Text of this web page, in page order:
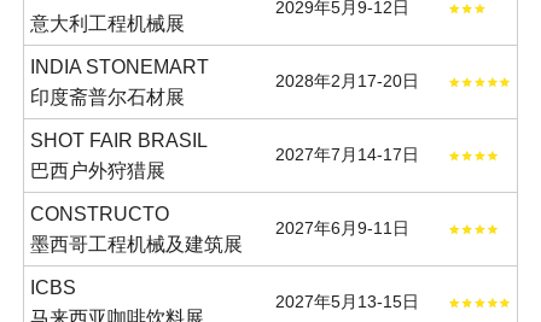
意大利工程机械展
2029年5月9-12日
INDIA STONEMART
印度斋普尔石材展
2028年2月17-20日
SHOT FAIR BRASIL
巴西户外狩猎展
2027年7月14-17日
CONSTRUCTO
墨西哥工程机械及建筑展
2027年6月9-11日
ICBS
马来西亚咖啡饮料展
2027年5月13-15日